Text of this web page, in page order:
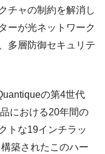
チャの制約を解消し
ーが光ネットワーク
多層防御セキュリテ
の第4世代
における20年間の
トな19インチラッ
築されたこのハー